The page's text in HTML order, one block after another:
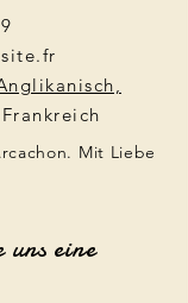
Mit Liebe
uns eine